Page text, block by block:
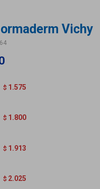
Vichy
$ 1.575
$ 1.800
$ 1.913
$ 2.025